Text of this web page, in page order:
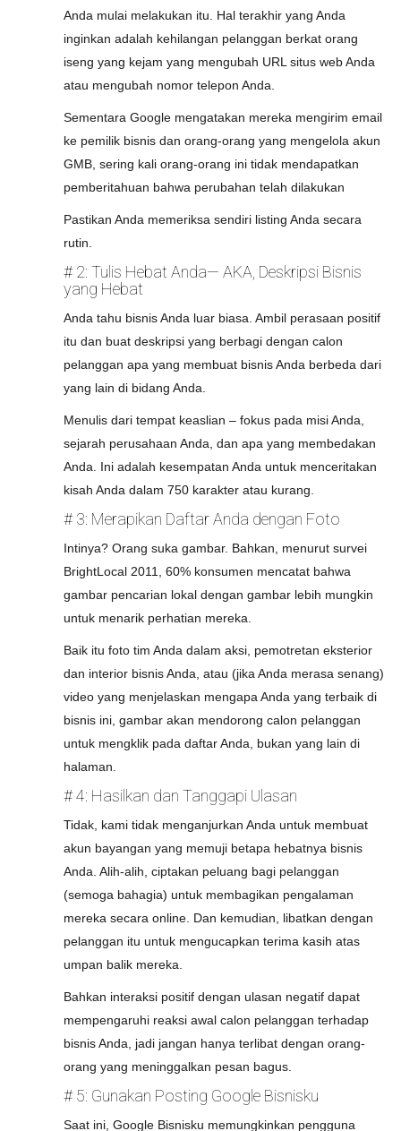
Anda mulai melakukan itu. Hal terakhir yang Anda
inginkan adalah kehilangan pelanggan berkat orang
iseng yang kejam yang mengubah URL situs web Anda
atau mengubah nomor telepon Anda.
Sementara Google mengatakan mereka mengirim email
ke pemilik bisnis dan orang-orang yang mengelola akun
GMB, sering kali orang-orang ini tidak mendapatkan
pemberitahuan bahwa perubahan telah dilakukan
Pastikan Anda memeriksa sendiri listing Anda secara
rutin.
# 2: Tulis Hebat Anda— AKA, Deskripsi Bisnis
yang Hebat
Anda tahu bisnis Anda luar biasa. Ambil perasaan positif
itu dan buat deskripsi yang berbagi dengan calon
pelanggan apa yang membuat bisnis Anda berbeda dari
yang lain di bidang Anda.
Menulis dari tempat keaslian – fokus pada misi Anda,
sejarah perusahaan Anda, dan apa yang membedakan
Anda. Ini adalah kesempatan Anda untuk menceritakan
kisah Anda dalam 750 karakter atau kurang.
# 3: Merapikan Daftar Anda dengan Foto
Intinya? Orang suka gambar. Bahkan, menurut survei
BrightLocal 2011, 60% konsumen mencatat bahwa
gambar pencarian lokal dengan gambar lebih mungkin
untuk menarik perhatian mereka.
Baik itu foto tim Anda dalam aksi, pemotretan eksterior
dan interior bisnis Anda, atau (jika Anda merasa senang)
video yang menjelaskan mengapa Anda yang terbaik di
bisnis ini, gambar akan mendorong calon pelanggan
untuk mengklik pada daftar Anda, bukan yang lain di
halaman.
# 4: Hasilkan dan Tanggapi Ulasan
Tidak, kami tidak menganjurkan Anda untuk membuat
akun bayangan yang memuji betapa hebatnya bisnis
Anda. Alih-alih, ciptakan peluang bagi pelanggan
(semoga bahagia) untuk membagikan pengalaman
mereka secara online. Dan kemudian, libatkan dengan
pelanggan itu untuk mengucapkan terima kasih atas
umpan balik mereka.
Bahkan interaksi positif dengan ulasan negatif dapat
mempengaruhi reaksi awal calon pelanggan terhadap
bisnis Anda, jadi jangan hanya terlibat dengan orang-
orang yang meninggalkan pesan bagus.
# 5: Gunakan Posting Google Bisnisku
Saat ini, Google Bisnisku memungkinkan pengguna